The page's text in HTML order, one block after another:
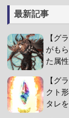
最新記事
【グ
がも
た属
【グ
クト
タレ